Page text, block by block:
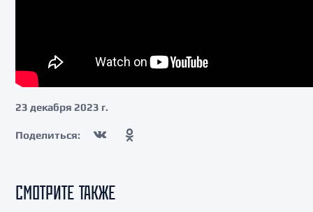
23 декабря 2023 г.
Поделиться:
СМОТРИТЕ ТАКЖЕ